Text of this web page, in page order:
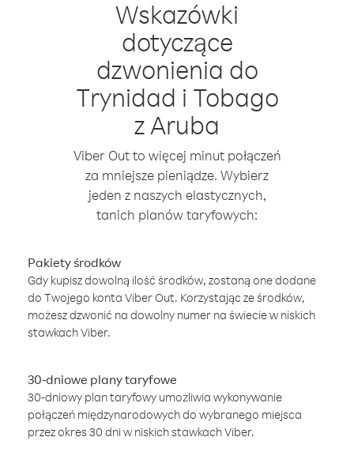
Wskazówki
dotyczące
dzwonienia do
Trynidad i Tobago
z Aruba
Viber Out to więcej minut połączeń
za mniejsze pieniądze. Wybierz
jeden z naszych elastycznych,
tanich planów taryfowych:
Pakiety środków
Gdy kupisz dowolną ilość środków, zostaną one dodane
do Twojego konta Viber Out. Korzystając ze środków,
możesz dzwonić na dowolny numer na świecie w niskich
stawkach Viber.
30-dniowe plany taryfowe
30-dniowy plan taryfowy umożliwia wykonywanie
połączeń międzynarodowych do wybranego miejsca
przez okres 30 dni w niskich stawkach Viber.